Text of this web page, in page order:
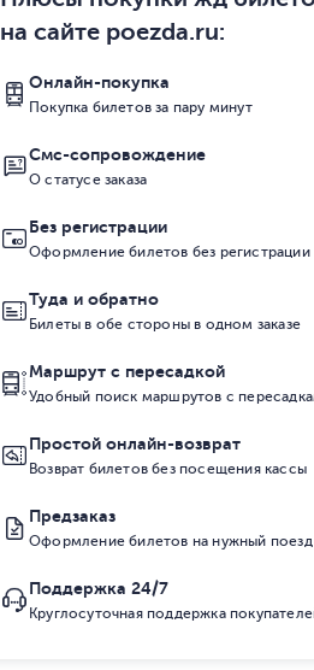
на сайте poezda.ru:
Онлайн-покупка
Покупка билетов за пару минут
Смс-сопровождение
О статусе заказа
Без регистрации
Оформление билетов без регистрации
Туда и обратно
Билеты в обе стороны в одном заказе
Маршрут с пересадкой
Удобный поиск маршрутов с
Простой онлайн-возврат
Возврат билетов без посещения кассы
Предзаказ
Оформление билетов на нужный поезд
Поддержка 24/7
Круглосуточная поддержка